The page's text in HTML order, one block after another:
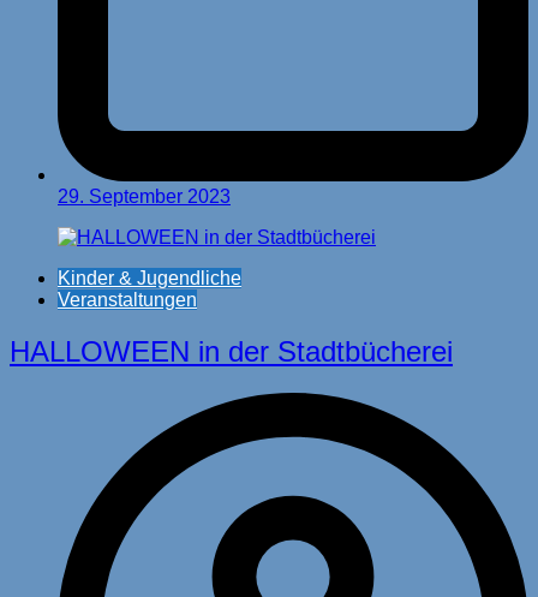
29. September 2023
Kinder & Jugendliche
Veranstaltungen
HALLOWEEN in der Stadtbücherei